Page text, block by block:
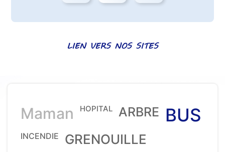
LIEN VERS NOS SITES
Maman HOPITAL ARBRE BUS
INCENDIE GRENOUILLE